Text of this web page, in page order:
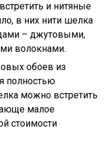
и нитяные
в них нити шелка
– джутовыми,
волокнами.
обоев из
полностью
можно встретить
малое
стоимости